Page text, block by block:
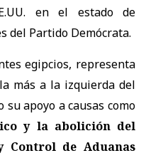
en el estado de
del Partido Demócrata.
egipcios, representa
más a la izquierda del
apoyo a causas como
y la abolición del
Control de Aduanas